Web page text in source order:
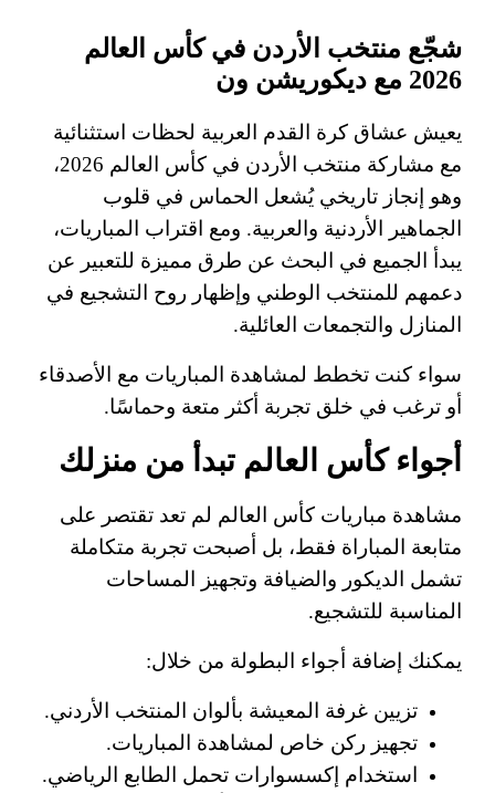
شجّع منتخب الأردن في كأس العالم
2026 مع ديكوريشن ون
يعيش عشاق كرة القدم العربية لحظات استثنائية
مع مشاركة منتخب الأردن في كأس العالم 2026،
وهو إنجاز تاريخي يُشعل الحماس في قلوب
الجماهير الأردنية والعربية. ومع اقتراب المباريات،
يبدأ الجميع في البحث عن طرق مميزة للتعبير عن
دعمهم للمنتخب الوطني وإظهار روح التشجيع في
المنازل والتجمعات العائلية.
سواء كنت تخطط لمشاهدة المباريات مع الأصدقاء
أو ترغب في خلق تجربة أكثر متعة وحماسًا.
أجواء كأس العالم تبدأ من منزلك
مشاهدة مباريات كأس العالم لم تعد تقتصر على
متابعة المباراة فقط، بل أصبحت تجربة متكاملة
تشمل الديكور والضيافة وتجهيز المساحات
المناسبة للتشجيع.
يمكنك إضافة أجواء البطولة من خلال:
تزيين غرفة المعيشة بألوان المنتخب الأردني.
تجهيز ركن خاص لمشاهدة المباريات.
استخدام إكسسوارات تحمل الطابع الرياضي.